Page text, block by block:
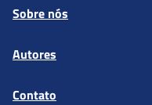
Sobre nós
Autores
Contato